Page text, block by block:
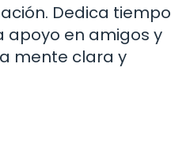
Dedica tiempo
apoyo en amigos y
mente clara y